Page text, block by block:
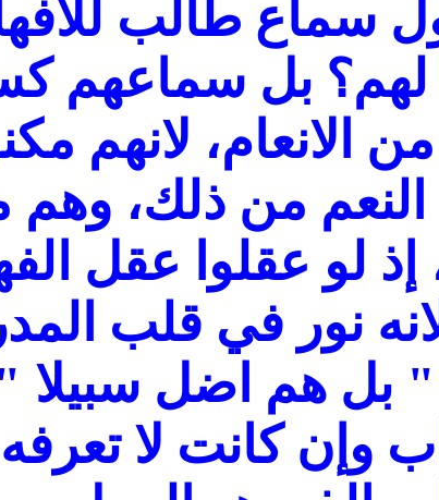
سماع طالب
لهم؟ بل سماعهم
من الانعام، لانهم
من ذلك، وهم
إذ لو عقلوا عقل
لانه نور في قلب
بل هم اضل سبيلا "
وإن كانت لا